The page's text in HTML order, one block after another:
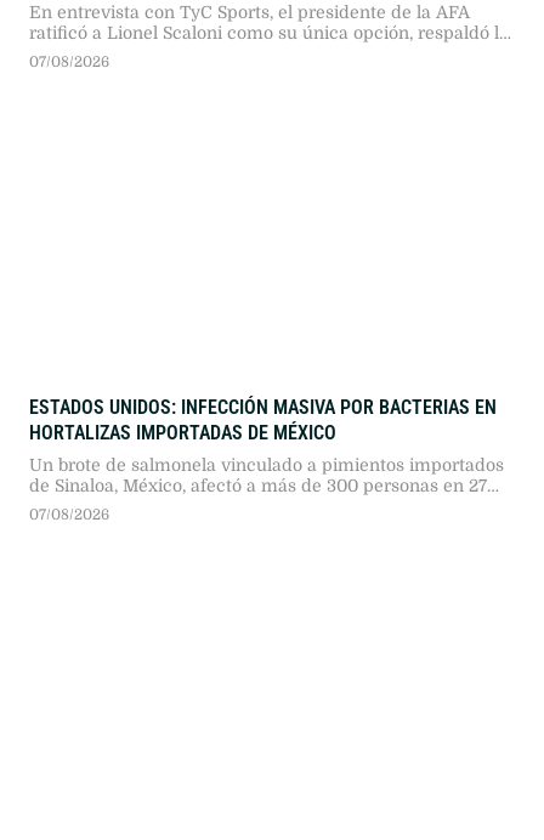
En entrevista con TyC Sports, el presidente de la AFA
ratificó a Lionel Scaloni como su única opción, respaldó la
exhibición de la bandera de Malvinas y defendió la
07/08/2026
ESTADOS UNIDOS: INFECCIÓN MASIVA POR BACTERIAS EN
HORTALIZAS IMPORTADAS DE MÉXICO
Un brote de salmonela vinculado a pimientos importados
de Sinaloa, México, afectó a más de 300 personas en 27
estados de EE. UU. Cadenas gastronómicas retiraron el
07/08/2026